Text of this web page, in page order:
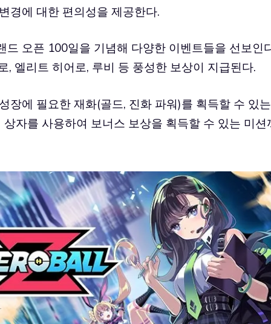
경에 대한 편의성을 제공한다.
오픈 100일을 기념해 다양한 이벤트들을 선보인
, 엘리트 히어로, 루비 등 풍성한 보상이 지급된다.
장에 필요한 재화(골드, 진화 파워)를 획득할 수 있는
자를 사용하여 보너스 보상을 획득할 수 있는 미션